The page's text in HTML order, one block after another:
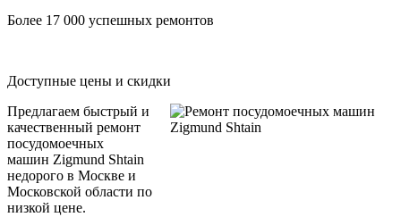
Более 17 000 успешных ремонтов
Доступные цены и скидки
Предлагаем быстрый и
качественный ремонт
посудомоечных
машин Zigmund Shtain
недорого в Москве и
Московской области по
низкой цене.